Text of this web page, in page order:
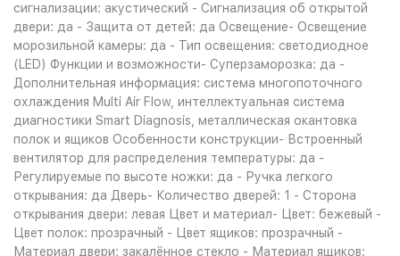
сигнализации: акустический - Сигнализация об открытой
двери: да - Защита от детей: да Освещение- Освещение
морозильной камеры: да - Тип освещения: светодиодное
(LED) Функции и возможности- Суперзаморозка: да -
Дополнительная информация: система многопоточного
охлаждения Multi Air Flow, интеллектуальная система
диагностики Smart Diagnosis, металлическая окантовка
полок и ящиков Особенности конструкции- Встроенный
вентилятор для распределения температуры: да -
Регулируемые по высоте ножки: да - Ручка легкого
открывания: да Дверь- Количество дверей: 1 - Сторона
открывания двери: левая Цвет и материал- Цвет: бежевый -
Цвет полок: прозрачный - Цвет ящиков: прозрачный -
Материал двери: закалённое стекло - Материал ящиков: